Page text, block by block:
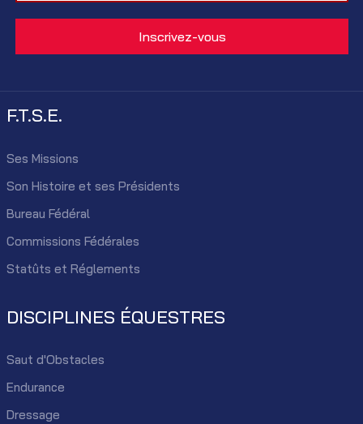
F.T.S.E.
Ses Missions
Son Histoire et ses Présidents
Bureau Fédéral
Commissions Fédérales
Statûts et Réglements
DISCIPLINES ÉQUESTRES
Saut d'Obstacles
Endurance
Dressage